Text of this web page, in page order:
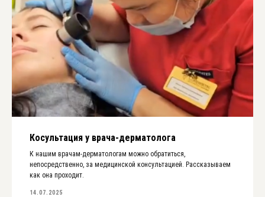
Косультация у врача-дерматолога
К нашим врачам-дерматологам можно обратиться,
непосредственно, за медицинской консультацией. Рассказываем
как она проходит.
14.07.2025